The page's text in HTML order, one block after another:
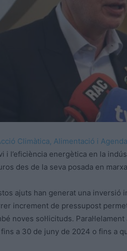
Climàtica, Alimentació i Agenda
i l’eficiència energètica en la
des de la seva posada en
ajuts han generat una
increment de pressupost
noves sol·licituds.
a 30 de juny de 2024 o fins a